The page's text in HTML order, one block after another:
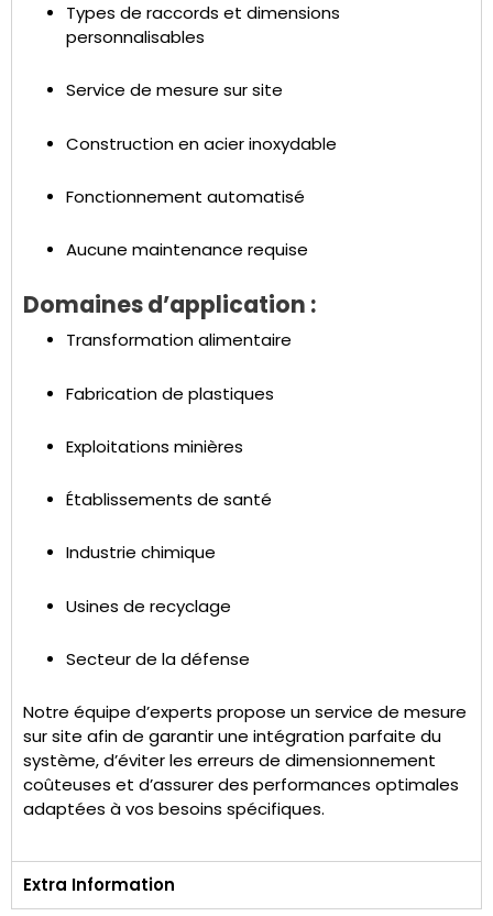
Types de raccords et dimensions
personnalisables
Service de mesure sur site
Construction en acier inoxydable
Fonctionnement automatisé
Aucune maintenance requise
Domaines d’application :
Transformation alimentaire
Fabrication de plastiques
Exploitations minières
Établissements de santé
Industrie chimique
Usines de recyclage
Secteur de la défense
Notre équipe d’experts propose un service de mesure
sur site afin de garantir une intégration parfaite du
système, d’éviter les erreurs de dimensionnement
coûteuses et d’assurer des performances optimales
adaptées à vos besoins spécifiques.
Extra Information